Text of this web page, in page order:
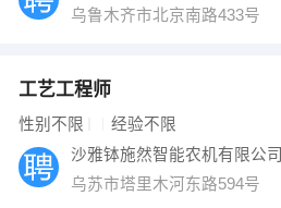
乌鲁木齐市北京南路433号
工艺工程师
性别不限 经验不限
沙雅钵施然智能农机有限公司
乌苏市塔里木河东路594号